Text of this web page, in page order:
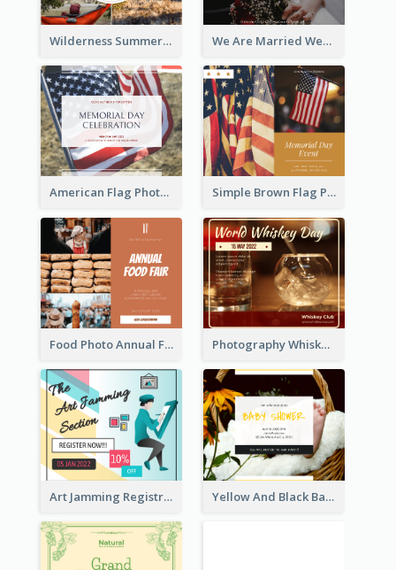
Wilderness Summer Camp Facebook Post We Are Married Wedding Facebook Post
American Flag Photo Memorial Day Celebration Facebook Post Simple Brown Flag Photo Memorial Day Facebook Post
Food Photo Annual Food Fair Invitation Facebook Post Photography Whiskey Day Facebook Post With Details
Art Jamming Registration Facebook Post Yellow And Black Baby Shower Facebook Post